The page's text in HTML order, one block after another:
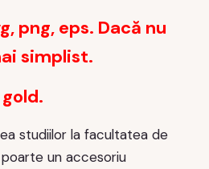
png, eps. Dacă nu
simplist.
studiilor la facultatea de
un accesoriu